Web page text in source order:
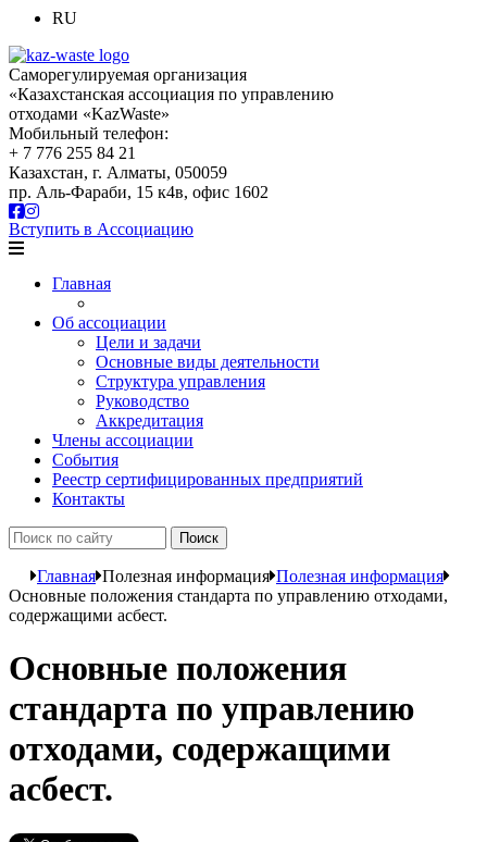
RU
Саморегулируемая организация
«Казахстанская ассоциация по управлению
отходами «KazWaste»
Мобильный телефон:
+ 7 776 255 84 21
Казахстан, г. Алматы, 050059
пр. Аль-Фараби, 15 к4в, офис 1602
Вступить в Ассоциацию
Главная
Об ассоциации
Цели и задачи
Основные виды деятельности
Структура управления
Руководство
Аккредитация
Члены ассоциации
События
Реестр сертифицированных предприятий
Контакты
Главная Полезная информация Полезная информация
Основные положения стандарта по управлению отходами,
содержащими асбест.
Основные положения
стандарта по управлению
отходами, содержащими
асбест.